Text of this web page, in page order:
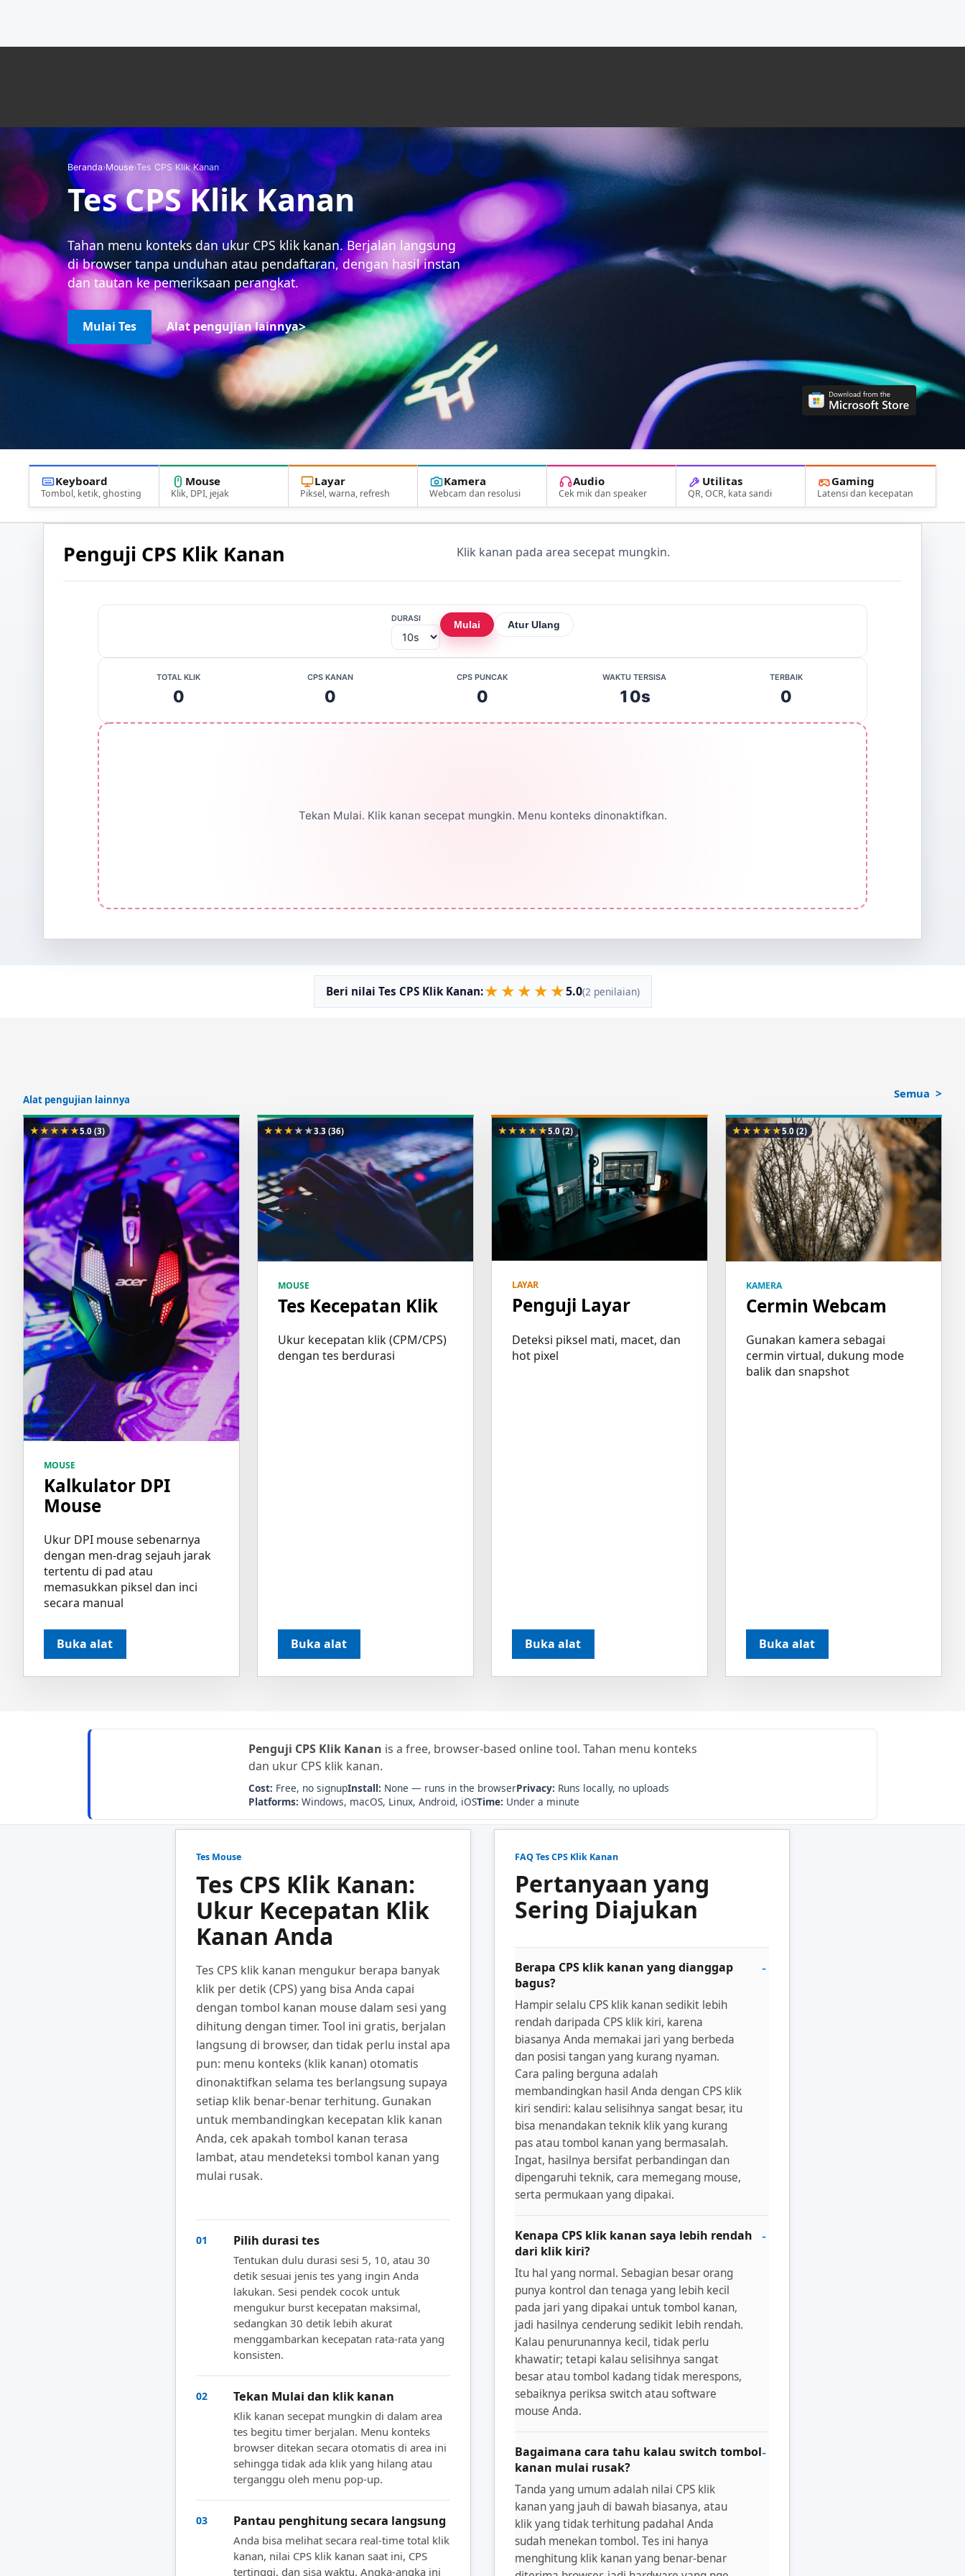
Beranda›Mouse›Tes CPS Klik Kanan
Tes CPS Klik Kanan
Tahan menu konteks dan ukur CPS klik kanan. Berjalan langsung
di browser tanpa unduhan atau pendaftaran, dengan hasil instan
dan tautan ke pemeriksaan perangkat.
Mulai Tes Alat pengujian lainnya>
Keyboard
Tombol, ketik, ghosting
Mouse
Klik, DPI, jejak
Layar
Piksel, warna, refresh
Kamera
Webcam dan resolusi
Audio
Cek mik dan speaker
Utilitas
QR, OCR, kata sandi
Gaming
Latensi dan kecepatan
Penguji CPS Klik Kanan Klik kanan pada area secepat mungkin.
DURASI
Mulai Atur Ulang
TOTAL KLIK
0
CPS KANAN
0
CPS PUNCAK
0
WAKTU TERSISA
10s
TERBAIK
0
Tekan Mulai. Klik kanan secepat mungkin. Menu konteks dinonaktifkan.
Beri nilai Tes CPS Klik Kanan:★ ★ ★ ★ ★5.0(2 penilaian)
Alat pengujian lainnya Semua
★★★★★5.0(3)
MOUSE
Kalkulator DPI
Mouse
Ukur DPI mouse sebenarnya
dengan men-drag sejauh jarak
tertentu di pad atau
memasukkan piksel dan inci
secara manual
Buka alat
★★★★★3.3 (36)
MOUSE
Tes Kecepatan Klik
Ukur kecepatan klik (CPM/CPS)
dengan tes berdurasi
Buka alat
★★★★★5.0(2)
LAYAR
Penguji Layar
Deteksi piksel mati, macet, dan
hot pixel
Buka alat
★★★★★5.0(2)
KAMERA
Cermin Webcam
Gunakan kamera sebagai
cermin virtual, dukung mode
balik dan snapshot
Buka alat
Penguji CPS Klik Kanan is a free, browser-based online tool. Tahan menu konteks
dan ukur CPS klik kanan.
Cost: Free, no signupInstall: None — runs in the browserPrivacy: Runs locally, no uploads
Platforms: Windows, macOS, Linux, Android, iOSTime: Under a minute
Tes Mouse
Tes CPS Klik Kanan:
Ukur Kecepatan Klik
Kanan Anda
Tes CPS klik kanan mengukur berapa banyak
klik per detik (CPS) yang bisa Anda capai
dengan tombol kanan mouse dalam sesi yang
dihitung dengan timer. Tool ini gratis, berjalan
langsung di browser, dan tidak perlu instal apa
pun: menu konteks (klik kanan) otomatis
dinonaktifkan selama tes berlangsung supaya
setiap klik benar-benar terhitung. Gunakan
untuk membandingkan kecepatan klik kanan
Anda, cek apakah tombol kanan terasa
lambat, atau mendeteksi tombol kanan yang
mulai rusak.
01 Pilih durasi tes
Tentukan dulu durasi sesi 5, 10, atau 30
detik sesuai jenis tes yang ingin Anda
lakukan. Sesi pendek cocok untuk
mengukur burst kecepatan maksimal,
sedangkan 30 detik lebih akurat
menggambarkan kecepatan rata-rata yang
konsisten.
02 Tekan Mulai dan klik kanan
Klik kanan secepat mungkin di dalam area
tes begitu timer berjalan. Menu konteks
browser ditekan secara otomatis di area ini
sehingga tidak ada klik yang hilang atau
terganggu oleh menu pop-up.
03 Pantau penghitung secara langsung
Anda bisa melihat secara real-time total klik
kanan, nilai CPS klik kanan saat ini, CPS
tertinggi, dan sisa waktu. Angka-angka ini
FAQ Tes CPS Klik Kanan
Pertanyaan yang
Sering Diajukan
Berapa CPS klik kanan yang dianggap
bagus?
Hampir selalu CPS klik kanan sedikit lebih
rendah daripada CPS klik kiri, karena
biasanya Anda memakai jari yang berbeda
dan posisi tangan yang kurang nyaman.
Cara paling berguna adalah
membandingkan hasil Anda dengan CPS klik
kiri sendiri: kalau selisihnya sangat besar, itu
bisa menandakan teknik klik yang kurang
pas atau tombol kanan yang bermasalah.
Ingat, hasilnya bersifat perbandingan dan
dipengaruhi teknik, cara memegang mouse,
serta permukaan yang dipakai.
Kenapa CPS klik kanan saya lebih rendah
dari klik kiri?
Itu hal yang normal. Sebagian besar orang
punya kontrol dan tenaga yang lebih kecil
pada jari yang dipakai untuk tombol kanan,
jadi hasilnya cenderung sedikit lebih rendah.
Kalau penurunannya kecil, tidak perlu
khawatir; tetapi kalau selisihnya sangat
besar atau tombol kadang tidak merespons,
sebaiknya periksa switch atau software
mouse Anda.
Bagaimana cara tahu kalau switch tombol
kanan mulai rusak?
Tanda yang umum adalah nilai CPS klik
kanan yang jauh di bawah biasanya, atau
klik yang tidak terhitung padahal Anda
sudah menekan tombol. Tes ini hanya
menghitung klik kanan yang benar-benar